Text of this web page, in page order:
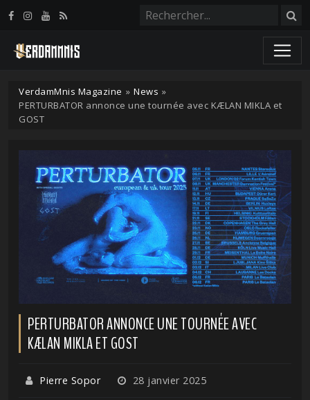
VerdamMnis Magazine » News »
PERTURBATOR annonce une tournée avec KÆLAN MIKLA et
GOST
PERTURBATOR ANNONCE UNE TOURNÉE AVEC
KÆLAN MIKLA ET GOST
Pierre Sopor 28 janvier 2025
Panneau de gestion des cookies